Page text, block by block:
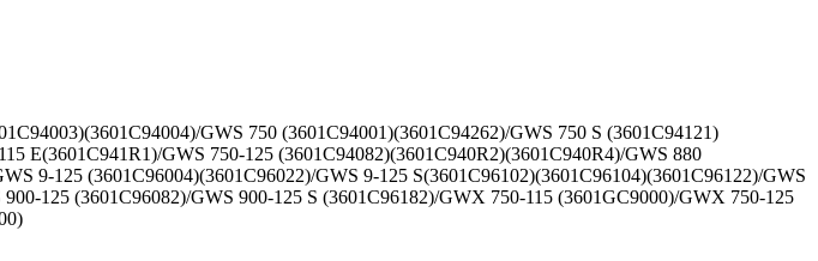
GWS 750 (3601C94001)(3601C94262)/GWS 750 S (3601C94121)
E(3601C941R1)/GWS 750-125 (3601C94082)(3601C940R2)(3601C940R4)/GWS 880
9-125 (3601C96004)(3601C96022)/GWS 9-125 S(3601C96102)(3601C96104)(3601C96122)/GWS
125 (3601C96082)/GWS 900-125 S (3601C96182)/GWX 750-115 (3601GC9000)/GWX 750-125